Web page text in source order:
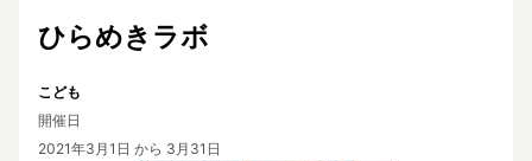
ひらめきラボ
こども
開催日
2021年3月1日 から 3月31日